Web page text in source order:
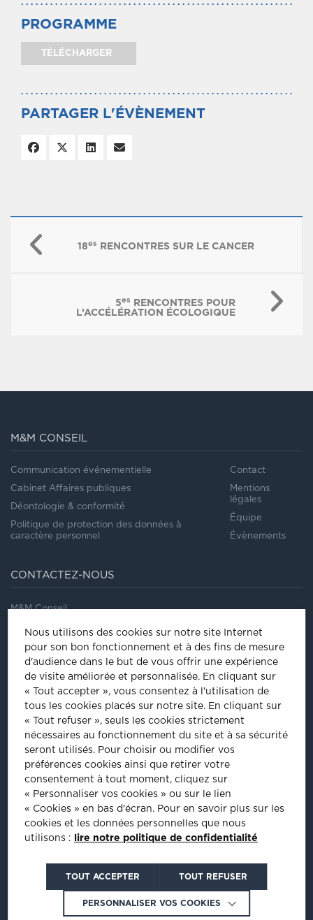
PROGRAMME
TÉLÉCHARGER
PARTAGER L'ÉVÈNEMENT
18es RENCONTRES SUR LE CANCER
5es
RENCONTRES POUR
L’ACCÉLÉRATION ÉCOLOGIQUE
M&M CONSEIL
Communication événementielle
Cabinet Affaires publiques
Déontologie & conformité
Politique de protection des données à
caractère personnel
Contact
Mentions
légales
Équipe
Évènements
CONTACTEZ-NOUS
M&M Conseil
75007 Paris
:01 44 18 64 60
ÊTRE INVITÉ À NOS ÉVÈNEMENTS
Inscrivez-vous pour être informé de nos prochains évènements :
INSCRIPTION
PLUS D'INFORMATIONS
Nous utilisons des cookies sur notre site Internet
pour son bon fonctionnement et à des fins de mesure
d'audience dans le but de vous offrir une expérience
de visite améliorée et personnalisée. En cliquant sur
« Tout accepter », vous consentez à l'utilisation de
tous les cookies placés sur notre site. En cliquant sur
« Tout refuser », seuls les cookies strictement
nécessaires au fonctionnement du site et à sa sécurité
seront utilisés. Pour choisir ou modifier vos
préférences cookies ainsi que retirer votre
consentement à tout moment, cliquez sur
« Personnaliser vos cookies » ou sur le lien
« Cookies » en bas d'écran. Pour en savoir plus sur les
cookies et les données personnelles que nous
utilisons :
lire notre politique de confidentialité
TOUT ACCEPTER TOUT REFUSER
PERSONNALISER VOS COOKIES